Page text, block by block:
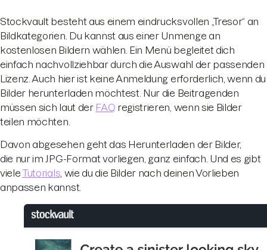
Stockvault besteht aus einem eindrucksvollen „Tresor“ an
Bildkategorien. Du kannst aus einer Unmenge an
kostenlosen Bildern wählen. Ein Menü begleitet dich
einfach nachvollziehbar durch die Auswahl der passenden
Lizenz. Auch hier ist keine Anmeldung erforderlich, wenn du
Bilder herunterladen möchtest. Nur die Beitragenden
müssen sich laut der FAQ registrieren, wenn sie Bilder
teilen möchten.
Davon abgesehen geht das Herunterladen der Bilder,
die nur im JPG-Format vorliegen, ganz einfach. Und es gibt
vieleTutorials , wie du die Bilder nach deinen Vorlieben
anpassen kannst.